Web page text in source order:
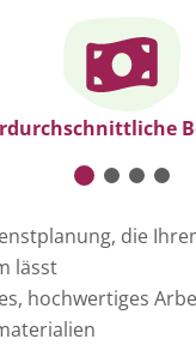
Cookie-Einstellungen
die
lässt
hochwertiges